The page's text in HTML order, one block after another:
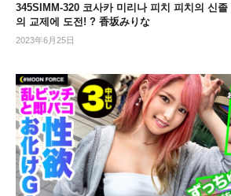
345SIMM-320 코사카 미리나 피치 피치의 신
의 교제에 도전! ? 香坂みりな
2023年6月25日